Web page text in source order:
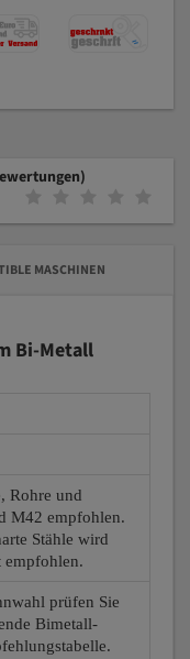
MASCHINEN
Bi-Metall
Rohre und
M42 empfohlen.
Stähle wird
empfohlen.
prüfen Sie
Bimetall-